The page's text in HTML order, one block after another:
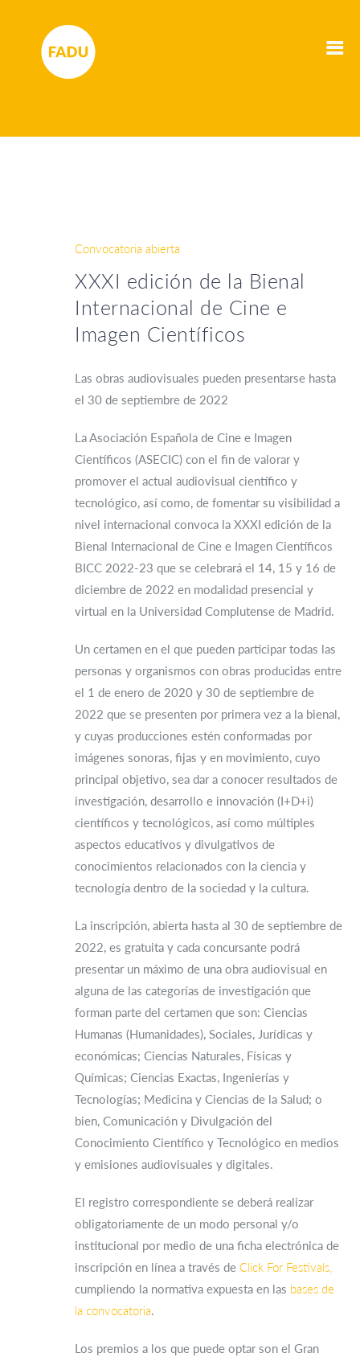
Convocatoria abierta
XXXI edición de la Bienal
Internacional de Cine e
Imagen Científicos
Las obras audiovisuales pueden presentarse hasta
el 30 de septiembre de 2022
La Asociación Española de Cine e Imagen
Científicos (ASECIC) con el fin de valorar y
promover el actual audiovisual científico y
tecnológico, así como, de fomentar su visibilidad a
nivel internacional convoca la XXXI edición de la
Bienal Internacional de Cine e Imagen Científicos
BICC 2022-23 que se celebrará el 14, 15 y 16 de
diciembre de 2022 en modalidad presencial y
virtual en la Universidad Complutense de Madrid.
Un certamen en el que pueden participar todas las
personas y organismos con obras producidas entre
el 1 de enero de 2020 y 30 de septiembre de
2022 que se presenten por primera vez a la bienal,
y cuyas producciones estén conformadas por
imágenes sonoras, fijas y en movimiento, cuyo
principal objetivo, sea dar a conocer resultados de
investigación, desarrollo e innovación (I+D+i)
científicos y tecnológicos, así como múltiples
aspectos educativos y divulgativos de
conocimientos relacionados con la ciencia y
tecnología dentro de la sociedad y la cultura.
La inscripción, abierta hasta al 30 de septiembre de
2022, es gratuita y cada concursante podrá
presentar un máximo de una obra audiovisual en
alguna de las categorías de investigación que
forman parte del certamen que son: Ciencias
Humanas (Humanidades), Sociales, Jurídicas y
económicas; Ciencias Naturales, Físicas y
Químicas; Ciencias Exactas, Ingenierías y
Tecnologías; Medicina y Ciencias de la Salud; o
bien, Comunicación y Divulgación del
Conocimiento Científico y Tecnológico en medios
y emisiones audiovisuales y digitales.
El registro correspondiente se deberá realizar
obligatoriamente de un modo personal y/o
institucional por medio de una ficha electrónica de
inscripción en línea a través de Click For Festivals,
cumpliendo la normativa expuesta en las bases de
la convocatoria.
Los premios a los que puede optar son el Gran